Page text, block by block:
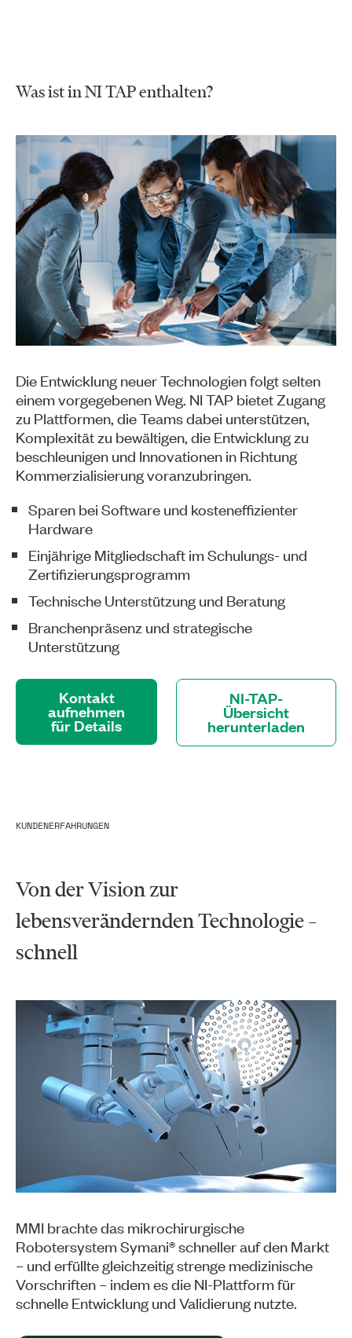
Was ist in NI TAP enthalten?
Die Entwicklung neuer Technologien folgt selten
einem vorgegebenen Weg. NI TAP bietet Zugang
zu Plattformen, die Teams dabei unterstützen,
Komplexität zu bewältigen, die Entwicklung zu
beschleunigen und Innovationen in Richtung
Kommerzialisierung voranzubringen.
Sparen bei Software und kosteneffizienter
Hardware
Einjährige Mitgliedschaft im Schulungs- und
Zertifizierungsprogramm
Technische Unterstützung und Beratung
Branchenpräsenz und strategische
Unterstützung
Kontakt
aufnehmen
für Details
NI-TAP-
Übersicht
herunterladen
KUNDENERFAHRUNGEN
Von der Vision zur
lebensverändernden Technologie –
schnell
MMI brachte das mikrochirurgische
Robotersystem Symani® schneller auf den Markt
– und erfüllte gleichzeitig strenge medizinische
Vorschriften – indem es die NI-Plattform für
schnelle Entwicklung und Validierung nutzte.